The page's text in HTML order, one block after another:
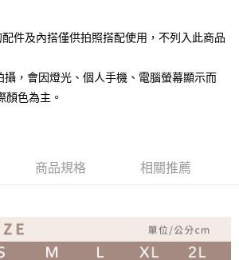
件及內搭僅供拍照搭配使用，不列入此商品
攝，會因燈光、個人手機、電腦螢幕顯示而
顏色為主。
商品規格 相關推薦